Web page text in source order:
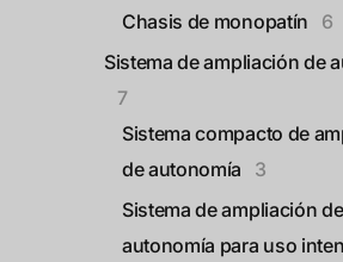
Chasis de monopatín
6
Sistema de ampliación de
7
Sistema compacto de
de autonomía
3
Sistema de ampliación de
autonomía para uso